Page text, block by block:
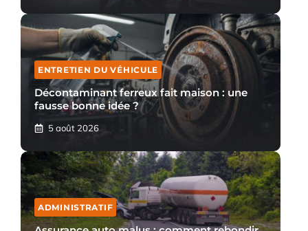
ENTRETIEN DU VÉHICULE
Décontaminant ferreux fait maison : une
fausse bonne idée ?
5 août 2026
ADMINISTRATIF